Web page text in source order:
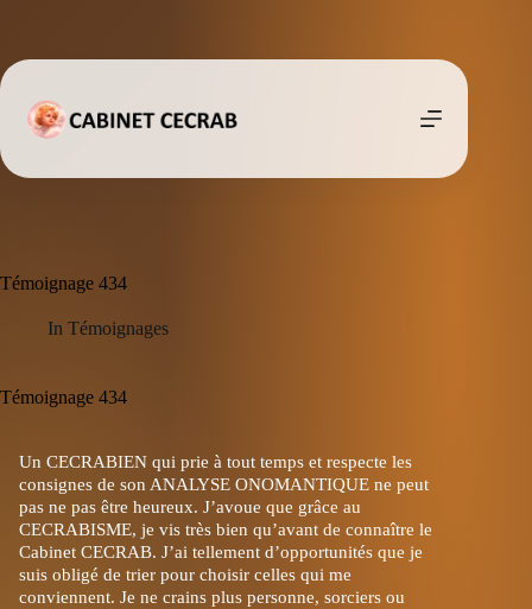
Témoignage 434
In Témoignages
Témoignage 434
Un CECRABIEN qui prie à tout temps et respecte les
consignes de son ANALYSE ONOMANTIQUE ne peut
pas ne pas être heureux. J’avoue que grâce au
CECRABISME, je vis très bien qu’avant de connaître le
Cabinet CECRAB. J’ai tellement d’opportunités que je
suis obligé de trier pour choisir celles qui me
conviennent. Je ne crains plus personne, sorciers ou